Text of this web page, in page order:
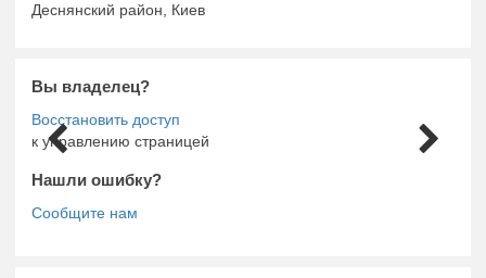
Деснянский район, Киев
Вы владелец?
к управлению страницей
Нашли ошибку?